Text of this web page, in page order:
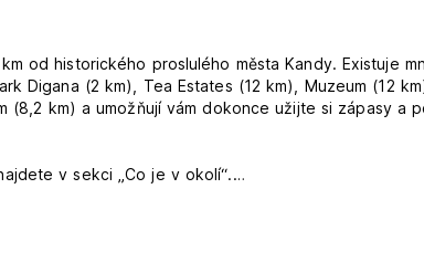
od historického proslulého města Kandy. Existuje
Digana (2 km), Tea Estates (12 km), Muzeum (12
(8,2 km) a umožňují vám dokonce užijte si zápasy a
v sekci „Co je v okolí“.
nebo cyklistikou mohou hosté relaxovat v